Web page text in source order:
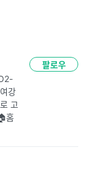
강
고
홈
팔로우